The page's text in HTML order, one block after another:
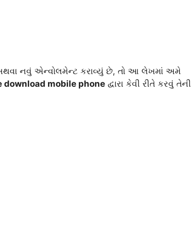
અથવા નવું એન્વોલમેન્ટ કરાવ્યું છે, તો આ લેખમાં અમે
mobile phone દ્વારા કેવી રીતે કરવું તેની